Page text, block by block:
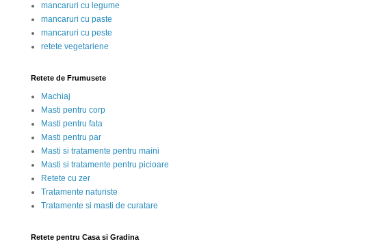
mancaruri cu legume
mancaruri cu paste
mancaruri cu peste
retete vegetariene
Retete de Frumusete
Machiaj
Masti pentru corp
Masti pentru fata
Masti pentru par
Masti si tratamente pentru maini
Masti si tratamente pentru picioare
Retete cu zer
Tratamente naturiste
Tratamente si masti de curatare
Retete pentru Casa si Gradina